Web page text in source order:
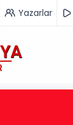
Yazarlar